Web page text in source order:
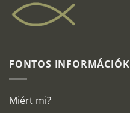
FONTOS INFORMÁCIÓK
Miért mi?